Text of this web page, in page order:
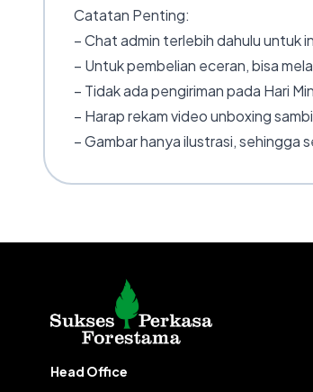
Catatan Penting:
– Chat admin terlebih dahulu untuk
– Untuk pembelian eceran, bisa
– Tidak ada pengiriman pada Hari
– Harap rekam video unboxing
– Gambar hanya ilustrasi, sehingga
Head Office